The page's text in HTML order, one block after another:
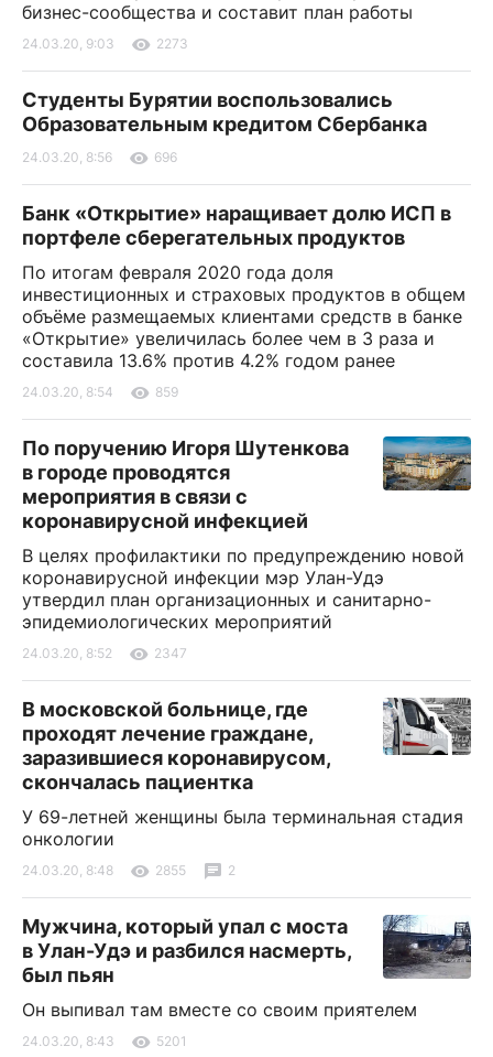
бизнес-сообщества и составит план работы
24.03.20, 9:03 2273
Студенты Бурятии воспользовались
Образовательным кредитом Сбербанка
24.03.20, 8:56 696
Банк «Открытие» наращивает долю ИСП в
портфеле сберегательных продуктов
По итогам февраля 2020 года доля
инвестиционных и страховых продуктов в общем
объёме размещаемых клиентами средств в банке
«Открытие» увеличилась более чем в 3 раза и
составила 13.6% против 4.2% годом ранее
24.03.20, 8:54 859
По поручению Игоря Шутенкова
в городе проводятся
мероприятия в связи с
коронавирусной инфекцией
В целях профилактики по предупреждению новой
коронавирусной инфекции мэр Улан-Удэ
утвердил план организационных и санитарно-
эпидемиологических мероприятий
24.03.20, 8:52 2347
В московской больнице, где
проходят лечение граждане,
заразившиеся коронавирусом,
скончалась пациентка
У 69-летней женщины была терминальная стадия
онкологии
24.03.20, 8:48 2855 2
Мужчина, который упал с моста
в Улан-Удэ и разбился насмерть,
был пьян
Он выпивал там вместе со своим приятелем
24.03.20, 8:43 5201